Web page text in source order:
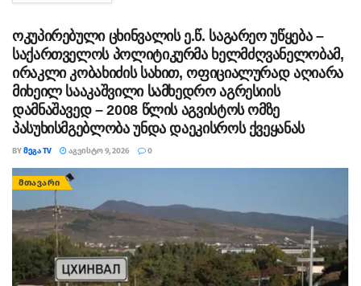
ოკუპირებული ცხინვალის ე.წ. საგარეო უწყება –
საქართველოს პოლიტიკურმა ხელმძღვანელობამ,
ირაკლი კობახიძის სახით, ოფიციალურად აღიარა
მიხეილ სააკაშვილი სამხედრო აგრესიის
დამნაშავედ – 2008 წლის აგვისტოს ომზე
პასუხისმგებლობა უნდა დაეკისროს ქვეყანას
BYᲛᲔᲒᲐ TV ᲐᲒᲕᲘᲡᲢᲝ 9, 2026 0
ᲛᲗᲐᲕᲐᲠᲘ